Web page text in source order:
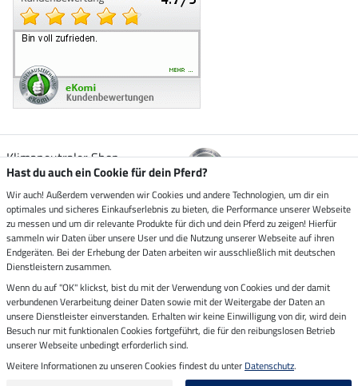
Klimaneutraler Shop
Zustellung durch
Sicher bezahlen mit
Vorkasse
Impressum
Letzte Aktualisierung am 10.08.2026 um 06:55
Hast du auch ein Cookie für dein Pferd?
Wir auch! Außerdem verwenden wir Cookies und andere Technologien, um dir ein
optimales und sicheres Einkaufserlebnis zu bieten, die Performance unserer Webseite
zu messen und um dir relevante Produkte für dich und dein Pferd zu zeigen! Hierfür
sammeln wir Daten über unsere User und die Nutzung unserer Webseite auf ihren
Endgeräten. Bei der Erhebung der Daten arbeiten wir ausschließlich mit deutschen
Dienstleistern zusammen.
Wenn du auf "OK" klickst, bist du mit der Verwendung von Cookies und der damit
verbundenen Verarbeitung deiner Daten sowie mit der Weitergabe der Daten an
unsere Dienstleister einverstanden. Erhalten wir keine Einwilligung von dir, wird dein
Besuch nur mit funktionalen Cookies fortgeführt, die für den reibungslosen Betrieb
unserer Webseite unbedingt erforderlich sind.
Weitere Informationen zu unseren Cookies findest du unter Datenschutz.